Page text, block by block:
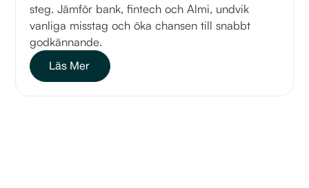
steg. Jämför bank, fintech och Almi, undvik
vanliga misstag och öka chansen till snabbt
godkännande.
Läs Mer